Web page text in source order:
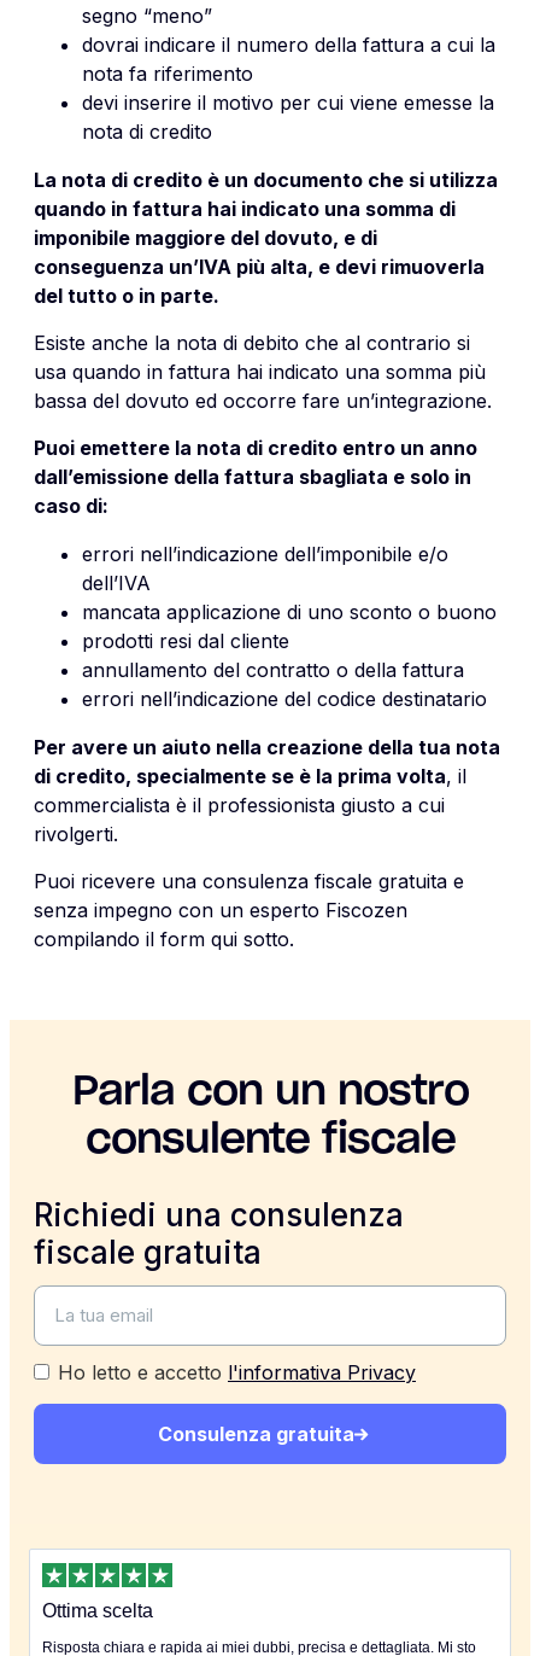
segno “meno”
dovrai indicare il numero della fattura a cui la
nota fa riferimento
devi inserire il motivo per cui viene emesse la
nota di credito
La nota di credito è un documento che si utilizza
quando in fattura hai indicato una somma di
imponibile maggiore del dovuto, e di
conseguenza un’IVA più alta, e devi rimuoverla
del tutto o in parte.
Esiste anche la nota di debito che al contrario si
usa quando in fattura hai indicato una somma più
bassa del dovuto ed occorre fare un’integrazione.
Puoi emettere la nota di credito entro un anno
dall’emissione della fattura sbagliata e solo in
caso di:
errori nell’indicazione dell’imponibile e/o
dell’IVA
mancata applicazione di uno sconto o buono
prodotti resi dal cliente
annullamento del contratto o della fattura
errori nell’indicazione del codice destinatario
Per avere un aiuto nella creazione della tua nota
di credito, specialmente se è la prima volta, il
commercialista è il professionista giusto a cui
rivolgerti.
Puoi ricevere una consulenza fiscale gratuita e
senza impegno con un esperto Fiscozen
compilando il form qui sotto.
Parla con un nostro
consulente fiscale
Richiedi una consulenza
fiscale gratuita
Ho letto e accetto l'informativa Privacy
Consulenza gratuita
Ottima scelta
Risposta chiara e rapida ai miei dubbi, precisa e dettagliata. Mi sto